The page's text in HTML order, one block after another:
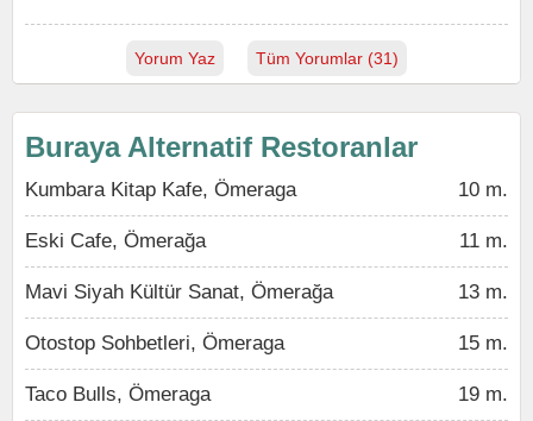
Yorum Yaz Tüm Yorumlar (31)
Buraya Alternatif Restoranlar
Kumbara Kitap Kafe, Ömeraga 10 m.
Eski Cafe, Ömerağa 11 m.
Mavi Siyah Kültür Sanat, Ömerağa 13 m.
Otostop Sohbetleri, Ömeraga 15 m.
Taco Bulls, Ömeraga 19 m.